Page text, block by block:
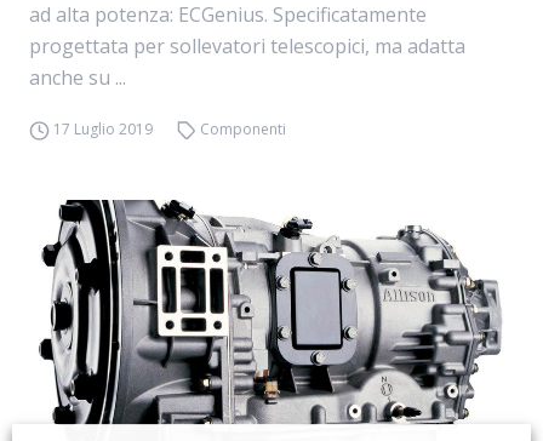
ad alta potenza: ECGenius. Specificatamente
progettata per sollevatori telescopici, ma adatta
anche su ...
17 Luglio 2019 Componenti